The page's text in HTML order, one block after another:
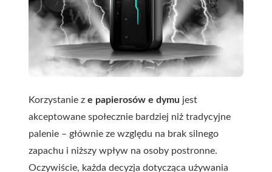
Korzystanie z e papierosów e dymu jest
akceptowane społecznie bardziej niż tradycyjne
palenie – głównie ze względu na brak silnego
zapachu i niższy wpływ na osoby postronne.
Oczywiście, każda decyzja dotycząca używania